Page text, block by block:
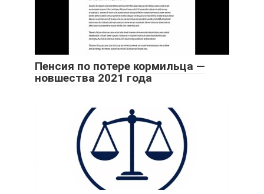
Пенсия по потере кормильца —
новшества 2021 года